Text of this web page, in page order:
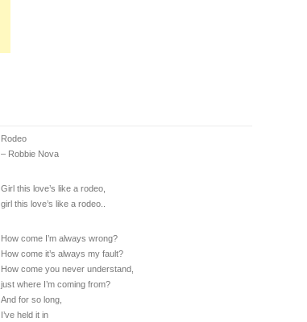
Rodeo
– Robbie Nova
Girl this love’s like a rodeo,
girl this love’s like a rodeo..
How come I’m always wrong?
How come it’s always my fault?
How come you never understand,
just where I’m coming from?
And for so long,
I’ve held it in